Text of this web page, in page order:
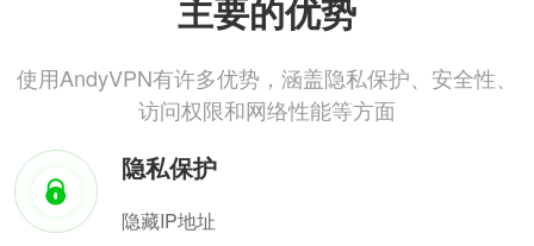
主要的优势
使用AndyVPN有许多优势，涵盖隐私保护、安全性、
访问权限和网络性能等方面
隐私保护
隐藏IP地址